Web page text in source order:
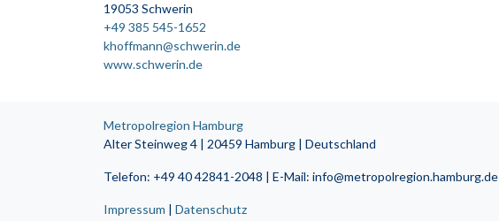
19053 Schwerin
+49 385 545-1652
khoffmann@schwerin.de
www.schwerin.de
Metropolregion Hamburg
Alter Steinweg 4 | 20459 Hamburg | Deutschland
Telefon: +49 40 42841-2048 | E-Mail: info@metropolregion.hamburg.de
Impressum | Datenschutz